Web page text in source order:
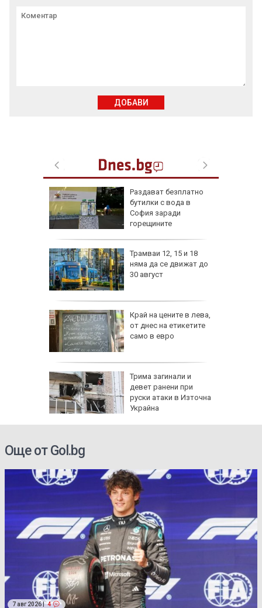
Раздават безплатно
бутилки с вода в
София заради
горещините
Трамваи 12, 15 и 18
няма да се движат до
30 август
Край на цените в лева,
от днес на етикетите
само в евро
Трима загинали и
девет ранени при
руски атаки в Източна
Украйна
ДОБАВИ
Още от Gol.bg
7 авг 2026 | 4